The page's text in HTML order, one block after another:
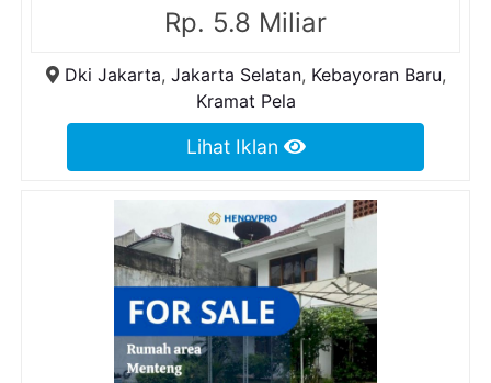
Rp. 5.8 Miliar
Dki Jakarta, Jakarta Selatan, Kebayoran Baru,
Kramat Pela
Lihat Iklan